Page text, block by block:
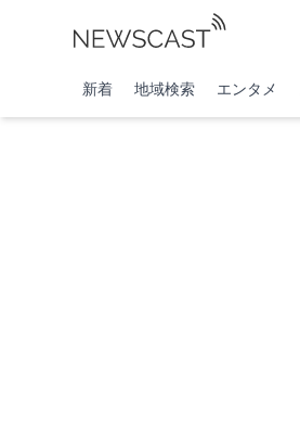
新着 地域検索 エンタメ